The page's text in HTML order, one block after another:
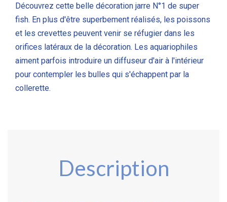
Découvrez cette belle décoration jarre N°1 de super
fish. En plus d'être superbement réalisés, les poissons
et les crevettes peuvent venir se réfugier dans les
orifices latéraux de la décoration. Les aquariophiles
aiment parfois introduire un diffuseur d'air à l'intérieur
pour contempler les bulles qui s'échappent par la
collerette.
Description